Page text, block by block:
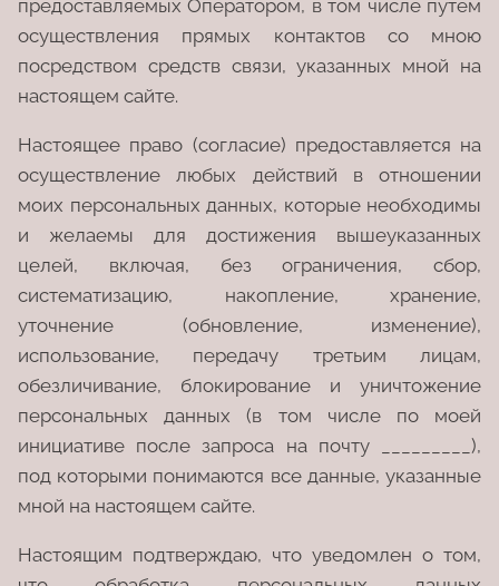
предоставляемых Оператором, в том числе путем
осуществления прямых контактов со мною
посредством средств связи, указанных мной на
настоящем сайте.
Настоящее право (согласие) предоставляется на
осуществление любых действий в отношении
моих персональных данных, которые необходимы
и желаемы для достижения вышеуказанных
целей, включая, без ограничения, сбор,
систематизацию, накопление, хранение,
уточнение (обновление, изменение),
использование, передачу третьим лицам,
обезличивание, блокирование и уничтожение
персональных данных (в том числе по моей
инициативе после запроса на почту _________),
под которыми понимаются все данные, указанные
мной на настоящем сайте.
Настоящим подтверждаю, что уведомлен о том,